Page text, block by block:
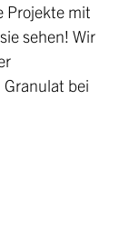
Projekte mit
sehen! Wir
bei